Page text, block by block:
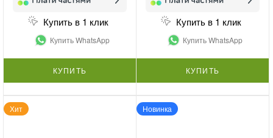
Купить в 1 клик
Купить WhatsApp
КУПИТЬ
Купить в 1 клик
Купить WhatsApp
КУПИТЬ
Хит Новинка